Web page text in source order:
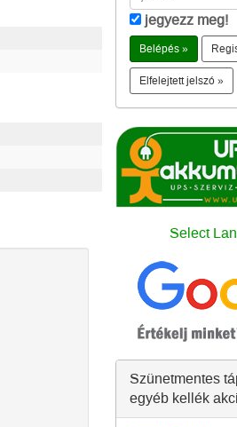
jegyezz meg!
Elfelejtett jelszó »
Select
Szünetmentes
egyéb kellék